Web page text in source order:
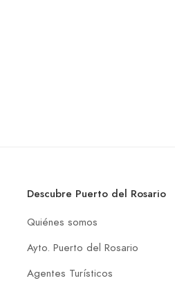
Descubre Puerto del Rosario
Quiénes somos
Ayto. Puerto del Rosario
Agentes Turísticos